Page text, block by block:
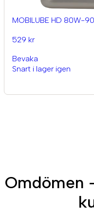
MOBILUBE HD 80W-
529 kr
Bevaka
Snart i lager igen
Omdömen